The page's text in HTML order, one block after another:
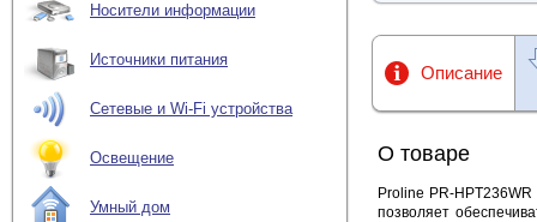
Носители информации
Источники питания
Сетевые и Wi-Fi устройства
Освещение
Умный дом
Описание
О товаре
Proline PR-
позволяет